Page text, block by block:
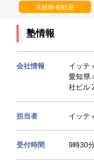
未経験者歓迎
塾情報
会社情報
イッテ
愛知県
社ビル
担当者 イッテ
受付時間 9時30